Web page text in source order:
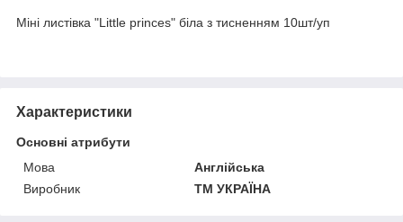
Міні листівка "Little princes" біла з тисненням 10шт/уп
Характеристики
Основні атрибути
Мова
Англійська
Виробник
ТМ УКРАЇНА